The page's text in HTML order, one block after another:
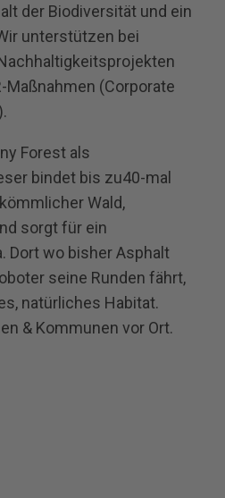
der Biodiversität und ein
unterstützen bei
Maßnahmen (Corporate
Forest als
bindet bis zu40-mal
Wald,
sorgt für ein
Dort wo bisher Asphalt
seine Runden fährt,
natürliches Habitat.
& Kommunen vor Ort.